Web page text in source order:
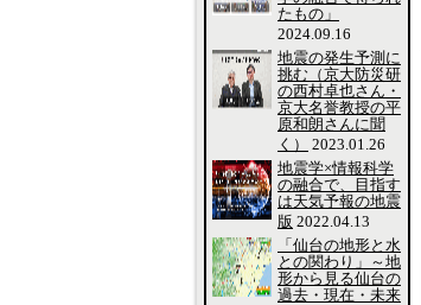
たもの」
2024.09.16
地震の発生予測に
挑む（京大防災研
の西村卓也さん・
京大名誉教授の平
原和朗さんに聞
く）
2023.01.26
地震学×情報科学
の融合で、目指す
は天気予報の地震
版 2022.04.13
「仙台の地形と水
との関わり」～地
形から見る仙台の
過去・現在・未来